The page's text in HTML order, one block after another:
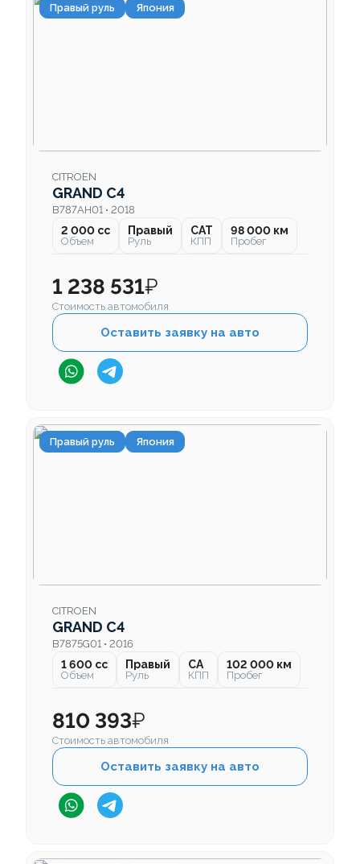
Правый руль Япония
CITROEN
GRAND C4
B787AH01 • 2018
2 000 cc
Объем
Правый
Руль
CAT
КПП
98 000 км
Пробег
1 238 531₽
Стоимость автомобиля
Оставить заявку на авто
Правый руль Япония
CITROEN
GRAND C4
B7875G01 • 2016
1 600 cc
Объем
Правый
Руль
CA
КПП
102 000 км
Пробег
810 393₽
Стоимость автомобиля
Оставить заявку на авто